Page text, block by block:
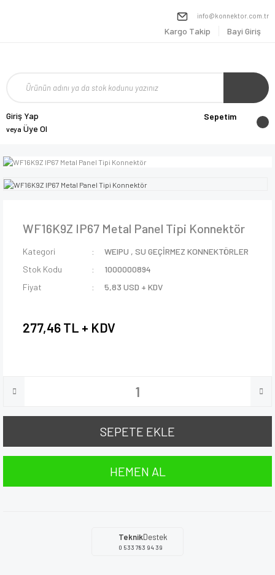
info@konnektor.com.tr
Kargo Takip Bayi Giriş
Giriş Yap
veya Üye Ol
Sepetim
WF16K9Z IP67 Metal Panel Tipi Konnektör
Kategori WEIPU ,SU GEÇİRMEZ KONNEKTÖRLER
Stok Kodu
1000000894
Fiyat
5,83 USD + KDV
277,46 TL + KDV
SEPETE EKLE
HEMEN AL
TeknikDestek
0 533 783 94 39